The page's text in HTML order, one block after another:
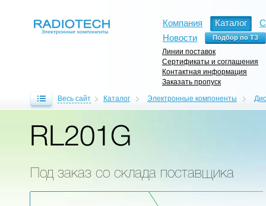
Компания Каталог
Новости
Линии поставок
Сертификаты и соглашения
Контактная информация
Заказать пропуск
Весь сайт Каталог Электронные компоненты
RL201G
Под заказ со склада поставщика